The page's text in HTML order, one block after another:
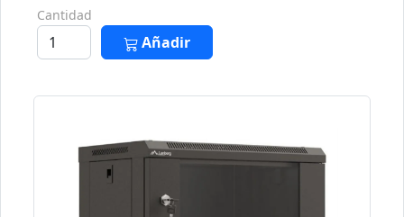
Cantidad
Añadir